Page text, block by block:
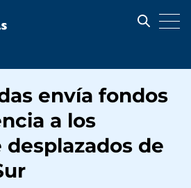
envía fondos
a los
de